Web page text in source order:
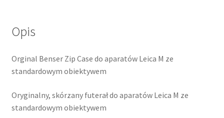
M
M2
M6
Opis
Orginal Benser Zip Case do aparatów Leica M ze
standardowym obiektywem
Oryginalny, skórzany futerał do aparatów Leica M ze
standardowym obiektywem